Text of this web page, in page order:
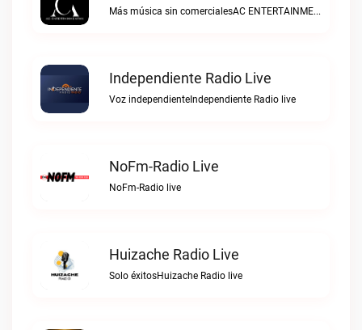
Más música sin comercialesAC ENTERTAINMENTMX live
Independiente Radio Live
Voz independienteIndependiente Radio live
NoFm-Radio Live
NoFm-Radio live
Huizache Radio Live
Solo éxitosHuizache Radio live